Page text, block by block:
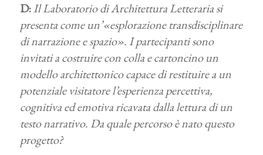
D:Il Laboratorio di Architettura Letteraria si
presenta come un’«esplorazione transdisciplinare
di narrazione e spazio». I partecipanti sono
invitati a costruire con colla e cartoncino un
modello architettonico capace di restituire a un
potenziale visitatore l’esperienza percettiva,
cognitiva ed emotiva ricavata dalla lettura di un
testo narrativo. Da quale percorso è nato questo
progetto?